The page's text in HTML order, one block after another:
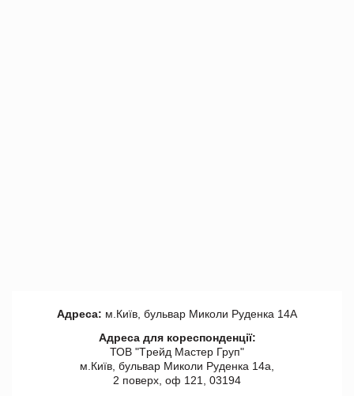
Адреса: м.Київ, бульвар Миколи Руденка 14А
Адреса для кореспонденції:
ТОВ "Tрейд Мастер Груп"
м.Київ, бульвар Миколи Руденка 14а,
2 поверх, оф 121, 03194